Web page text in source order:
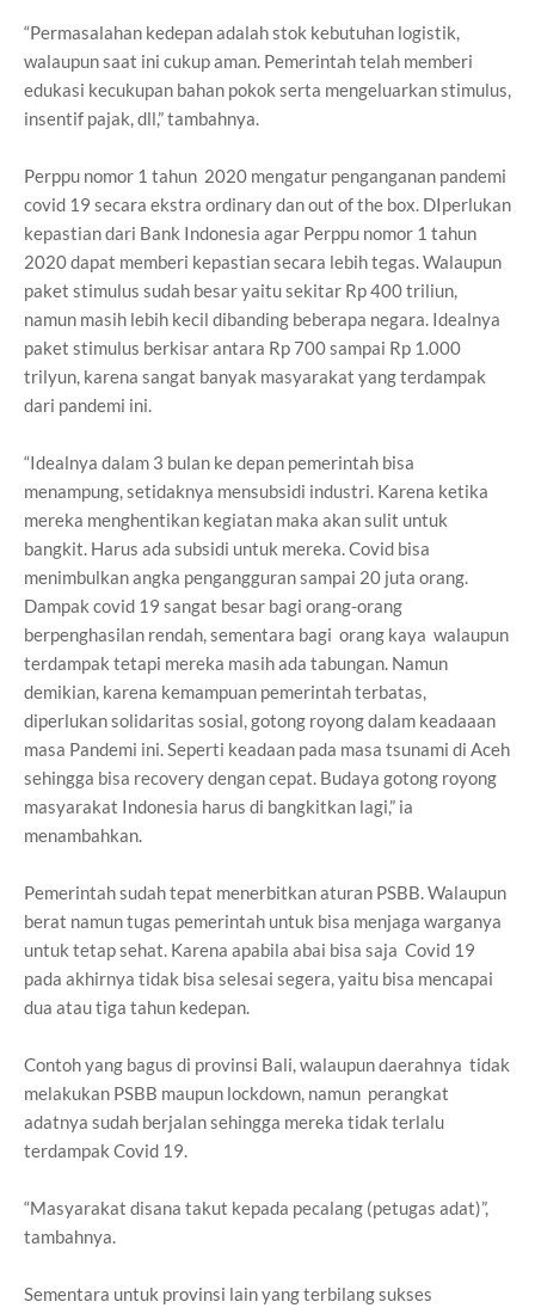
“Permasalahan kedepan adalah stok kebutuhan logistik,
walaupun saat ini cukup aman. Pemerintah telah memberi
edukasi kecukupan bahan pokok serta mengeluarkan stimulus,
insentif pajak, dll,” tambahnya.
Perppu nomor 1 tahun 2020 mengatur penganganan pandemi
covid 19 secara ekstra ordinary dan out of the box. DIperlukan
kepastian dari Bank Indonesia agar Perppu nomor 1 tahun
2020 dapat memberi kepastian secara lebih tegas. Walaupun
paket stimulus sudah besar yaitu sekitar Rp 400 triliun,
namun masih lebih kecil dibanding beberapa negara. Idealnya
paket stimulus berkisar antara Rp 700 sampai Rp 1.000
trilyun, karena sangat banyak masyarakat yang terdampak
dari pandemi ini.
“Idealnya dalam 3 bulan ke depan pemerintah bisa
menampung, setidaknya mensubsidi industri. Karena ketika
mereka menghentikan kegiatan maka akan sulit untuk
bangkit. Harus ada subsidi untuk mereka. Covid bisa
menimbulkan angka pengangguran sampai 20 juta orang.
Dampak covid 19 sangat besar bagi orang-orang
berpenghasilan rendah, sementara bagi orang kaya walaupun
terdampak tetapi mereka masih ada tabungan. Namun
demikian, karena kemampuan pemerintah terbatas,
diperlukan solidaritas sosial, gotong royong dalam keadaaan
masa Pandemi ini. Seperti keadaan pada masa tsunami di Aceh
sehingga bisa recovery dengan cepat. Budaya gotong royong
masyarakat Indonesia harus di bangkitkan lagi,” ia
menambahkan.
Pemerintah sudah tepat menerbitkan aturan PSBB. Walaupun
berat namun tugas pemerintah untuk bisa menjaga warganya
untuk tetap sehat. Karena apabila abai bisa saja Covid 19
pada akhirnya tidak bisa selesai segera, yaitu bisa mencapai
dua atau tiga tahun kedepan.
Contoh yang bagus di provinsi Bali, walaupun daerahnya tidak
melakukan PSBB maupun lockdown, namun perangkat
adatnya sudah berjalan sehingga mereka tidak terlalu
terdampak Covid 19.
“Masyarakat disana takut kepada pecalang (petugas adat)”,
tambahnya.
Sementara untuk provinsi lain yang terbilang sukses